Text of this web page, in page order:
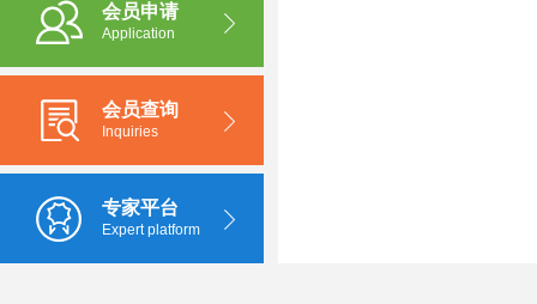
会员申请
Application
会员查询
Inquiries
专家平台
Expert platform